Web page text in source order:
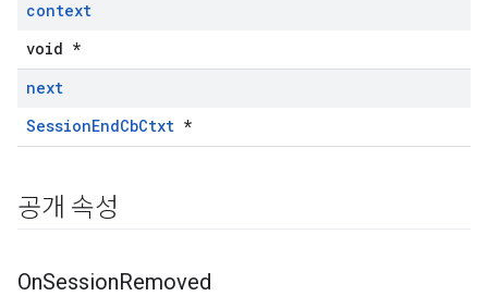
context
void *
next
SessionEndCbCtxt *
공개 속성
OnSessionRemoved